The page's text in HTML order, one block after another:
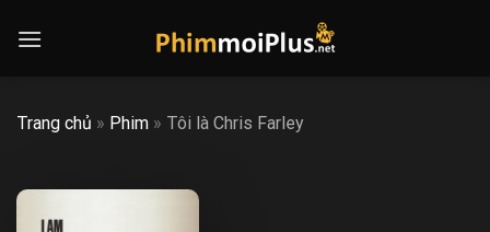
Trang chủ » Phim » Tôi là Chris Farley